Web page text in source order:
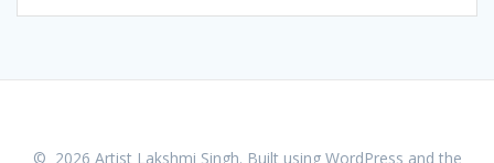
© 2026 Artist Lakshmi Singh. Built using WordPress and the